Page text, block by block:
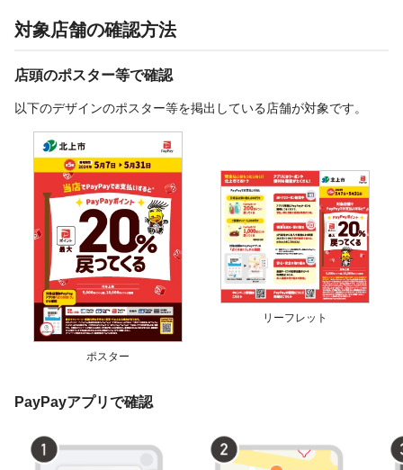
対象店舗の確認方法
店頭のポスター等で確認
以下のデザインのポスター等を掲出している店舗が対象です。
ポスター
リーフレット
PayPayアプリで確認